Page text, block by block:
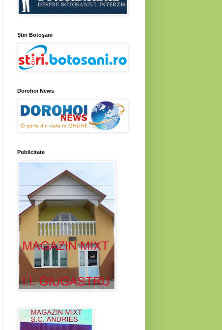
Știri Botoșani
Dorohoi News
Publicitate